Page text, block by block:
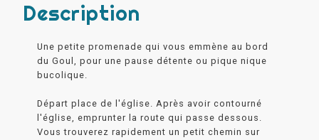
Description
Une petite promenade qui vous emmène au bord
du Goul, pour une pause détente ou pique nique
bucolique.
Départ place de l'église. Après avoir contourné
l'église, emprunter la route qui passe dessous.
Vous trouverez rapidement un petit chemin sur